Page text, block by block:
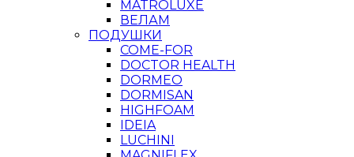
MATROLUXE
ВЕЛАМ
ПОДУШКИ
COME-FOR
DOCTOR HEALTH
DORMEO
DORMISAN
HIGHFOAM
IDEIA
LUCHINI